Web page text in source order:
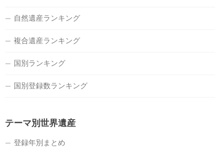
自然遺産ランキング
複合遺産ランキング
国別ランキング
国別登録数ランキング
テーマ別世界遺産
登録年別まとめ